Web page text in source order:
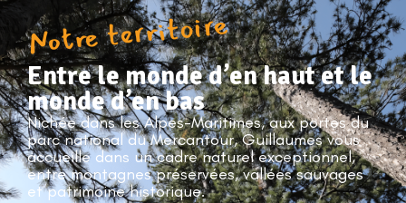
Notre territoire
Entre le monde d’en haut et le
monde d’en bas
Nichée dans les Alpes-Maritimes, aux portes du
parc national du Mercantour, Guillaumes vous
accueille dans un cadre naturel exceptionnel,
entre montagnes préservées, vallées sauvages
et patrimoine historique.